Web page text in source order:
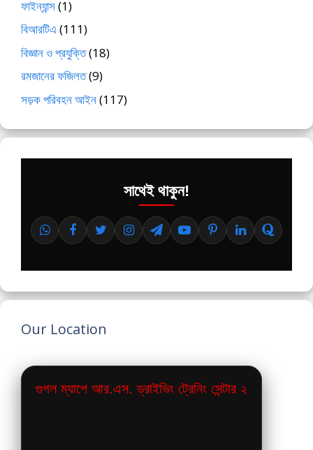
ফাইন্যান্স(1)
বিআরটিএ (111)
বিজ্ঞান ও প্রযুক্তি(18)
রমজানের ফজিলত(9)
সড়ক পরিবহন আইন(117)
সাথেই থাকুন!
Our Location
গুগল ম্যাপে আর.এস. ড্রাইভিং ট্রেনিং সেন্টার ২